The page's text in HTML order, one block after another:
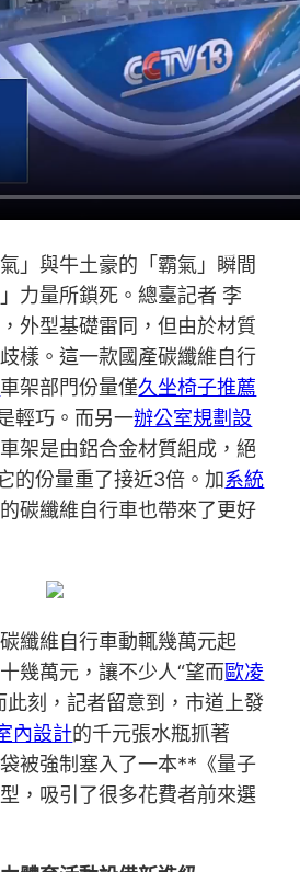
」與牛土豪的「霸氣」瞬間
力量所鎖死。總臺記者 李
外型基礎雷同，但由於材質
樣。這一款國產碳纖維自行
車架部門份量僅久坐椅子推薦
輕巧。而另一辦公室規劃設
架是由鋁合金材質組成，絕
的份量重了接近3倍。加系統
碳纖維自行車也帶來了更好
纖維自行車動輒幾萬元起
幾萬元，讓不少人“望而歐凌
此刻，記者留意到，市道上發
內設計的千元張水瓶抓著
被強制塞入了一本**《量子
，吸引了很多花費者前來選